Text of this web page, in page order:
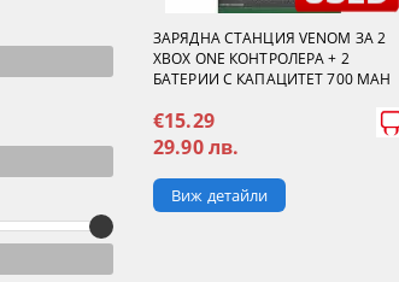
ЗАРЯДНА СТАНЦИЯ VENOM ЗА 2
XBOX ONE КОНТРОЛЕРА + 2
БАТЕРИИ С КАПАЦИТЕТ 700 MAH
€15.29
29.90 лв.
Виж детайли